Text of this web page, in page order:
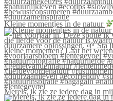
Kleine momentjes in de natuur
Merels, ik zie ze iedere dag in